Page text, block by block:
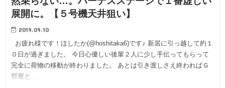
展開に。【５号機天井狙い】
2019.09.10
お疲れ様です！ほしたか(@hoshitaka6)です♪ 新居に引っ越して約１
０日が過ぎました。 今日心優しい後輩２人に少し手伝ってもらって
完全に荷物の移動が終わりました。 あとは引き渡しさえ終わればＧ
部屋と…